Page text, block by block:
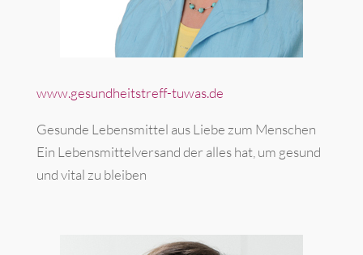
www.gesundheitstreff-tuwas.de
Gesunde Lebensmittel aus Liebe zum Menschen
Ein Lebensmittelversand der alles hat, um gesund
und vital zu bleiben